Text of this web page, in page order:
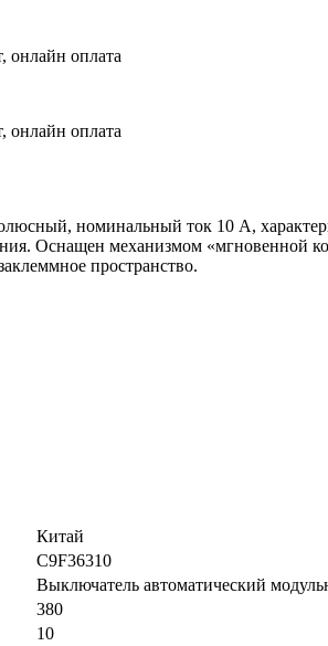
онлайн оплата
онлайн оплата
номинальный ток 10 А,
Оснащен механизмом «мгновенной
пространство.
Китай
C9F36310
Выключатель автоматический
380
10